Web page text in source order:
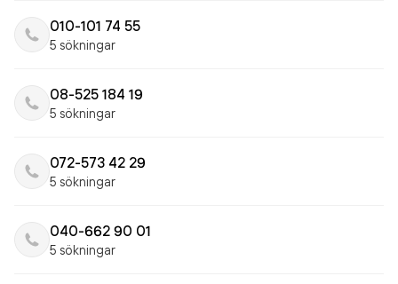
010-101 74 55
5 sökningar
08-525 184 19
5 sökningar
072-573 42 29
5 sökningar
040-662 90 01
5 sökningar